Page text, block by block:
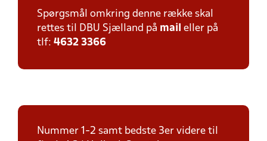
Spørgsmål omkring denne række skal
rettes til DBU Sjælland på mail eller på
tlf: 4632 3366
Nummer 1-2 samt bedste 3er videre til